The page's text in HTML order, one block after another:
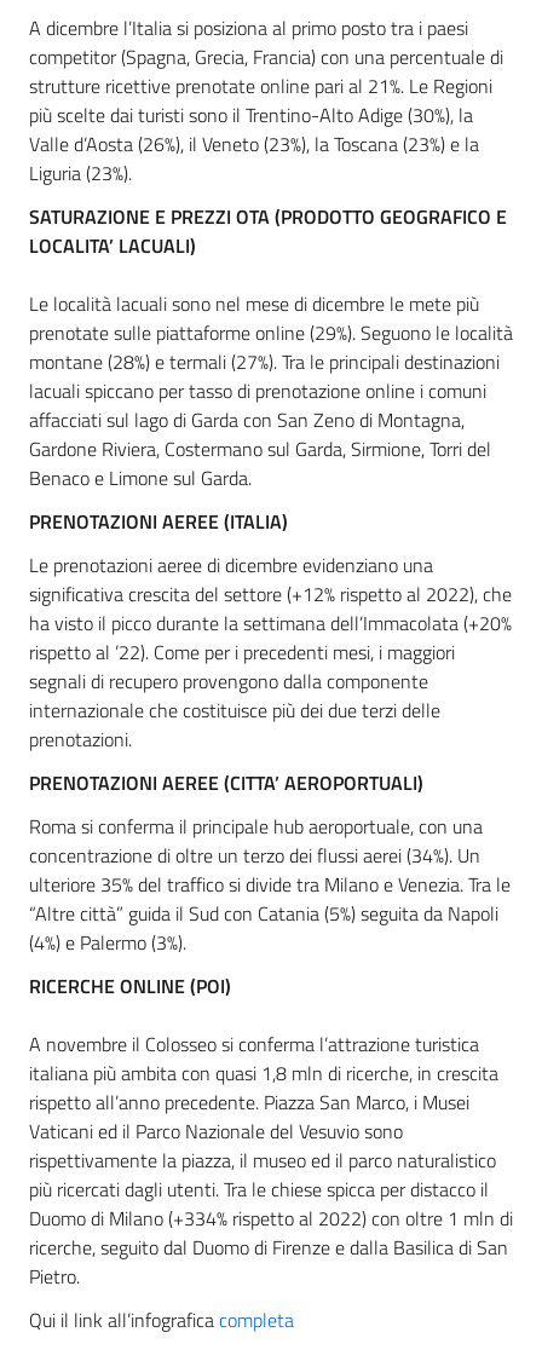
A dicembre l’Italia si posiziona al primo posto tra i paesi
competitor (Spagna, Grecia, Francia) con una percentuale di
strutture ricettive prenotate online pari al 21%. Le Regioni
più scelte dai turisti sono il Trentino-Alto Adige (30%), la
Valle d’Aosta (26%), il Veneto (23%), la Toscana (23%) e la
Liguria (23%).
SATURAZIONE E PREZZI OTA (PRODOTTO GEOGRAFICO E
LOCALITA’ LACUALI)
Le località lacuali sono nel mese di dicembre le mete più
prenotate sulle piattaforme online (29%). Seguono le località
montane (28%) e termali (27%). Tra le principali destinazioni
lacuali spiccano per tasso di prenotazione online i comuni
affacciati sul lago di Garda con San Zeno di Montagna,
Gardone Riviera, Costermano sul Garda, Sirmione, Torri del
Benaco e Limone sul Garda.
PRENOTAZIONI AEREE (ITALIA)
Le prenotazioni aeree di dicembre evidenziano una
significativa crescita del settore (+12% rispetto al 2022), che
ha visto il picco durante la settimana dell’Immacolata (+20%
rispetto al ’22). Come per i precedenti mesi, i maggiori
segnali di recupero provengono dalla componente
internazionale che costituisce più dei due terzi delle
prenotazioni.
PRENOTAZIONI AEREE (CITTA’ AEROPORTUALI)
Roma si conferma il principale hub aeroportuale, con una
concentrazione di oltre un terzo dei flussi aerei (34%). Un
ulteriore 35% del traffico si divide tra Milano e Venezia. Tra le
“Altre città” guida il Sud con Catania (5%) seguita da Napoli
(4%) e Palermo (3%).
RICERCHE ONLINE (POI)
A novembre il Colosseo si conferma l’attrazione turistica
italiana più ambita con quasi 1,8 mln di ricerche, in crescita
rispetto all’anno precedente. Piazza San Marco, i Musei
Vaticani ed il Parco Nazionale del Vesuvio sono
rispettivamente la piazza, il museo ed il parco naturalistico
più ricercati dagli utenti. Tra le chiese spicca per distacco il
Duomo di Milano (+334% rispetto al 2022) con oltre 1 mln di
ricerche, seguito dal Duomo di Firenze e dalla Basilica di San
Pietro.
Qui il link all’infograficacompleta